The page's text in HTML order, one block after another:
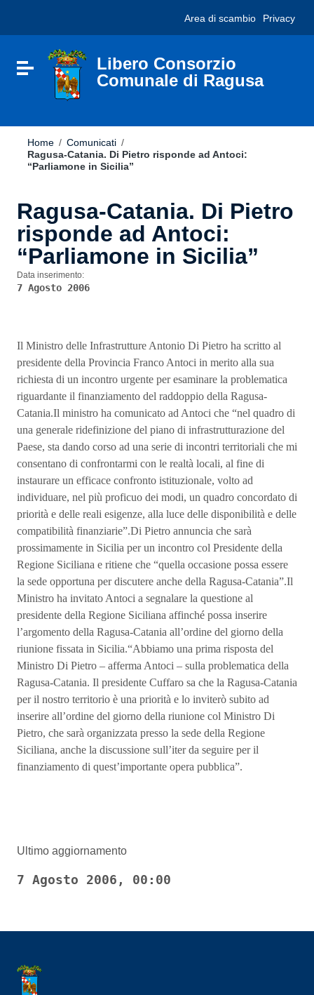
sito
include
Vai al footer
Area di scambio Privacy
Attiva / disattiva la navigazione
Libero Consorzio
Comunale di Ragusa
Home / Comunicati /
Ragusa-Catania. Di Pietro risponde ad Antoci:
“Parliamone in Sicilia”
Ragusa-Catania. Di Pietro
risponde ad Antoci:
“Parliamone in Sicilia”
Data inserimento:
7 Agosto 2006
Il Ministro delle Infrastrutture Antonio Di Pietro ha scritto al
presidente della Provincia Franco Antoci in merito alla sua
richiesta di un incontro urgente per esaminare la problematica
riguardante il finanziamento del raddoppio della Ragusa-
Catania.Il ministro ha comunicato ad Antoci che “nel quadro di
una generale ridefinizione del piano di infrastrutturazione del
Paese, sta dando corso ad una serie di incontri territoriali che mi
consentano di confrontarmi con le realtà locali, al fine di
instaurare un efficace confronto istituzionale, volto ad
individuare, nel più proficuo dei modi, un quadro concordato di
priorità e delle reali esigenze, alla luce delle disponibilità e delle
compatibilità finanziarie”.Di Pietro annuncia che sarà
prossimamente in Sicilia per un incontro col Presidente della
Regione Siciliana e ritiene che “quella occasione possa essere
la sede opportuna per discutere anche della Ragusa-Catania”.Il
Ministro ha invitato Antoci a segnalare la questione al
presidente della Regione Siciliana affinché possa inserire
l’argomento della Ragusa-Catania all’ordine del giorno della
riunione fissata in Sicilia.“Abbiamo una prima risposta del
Ministro Di Pietro – afferma Antoci – sulla problematica della
Ragusa-Catania. Il presidente Cuffaro sa che la Ragusa-Catania
per il nostro territorio è una priorità e lo inviterò subito ad
inserire all’ordine del giorno della riunione col Ministro Di
Pietro, che sarà organizzata presso la sede della Regione
Siciliana, anche la discussione sull’iter da seguire per il
finanziamento di quest’importante opera pubblica”.
Ultimo aggiornamento
7 Agosto 2006, 00:00